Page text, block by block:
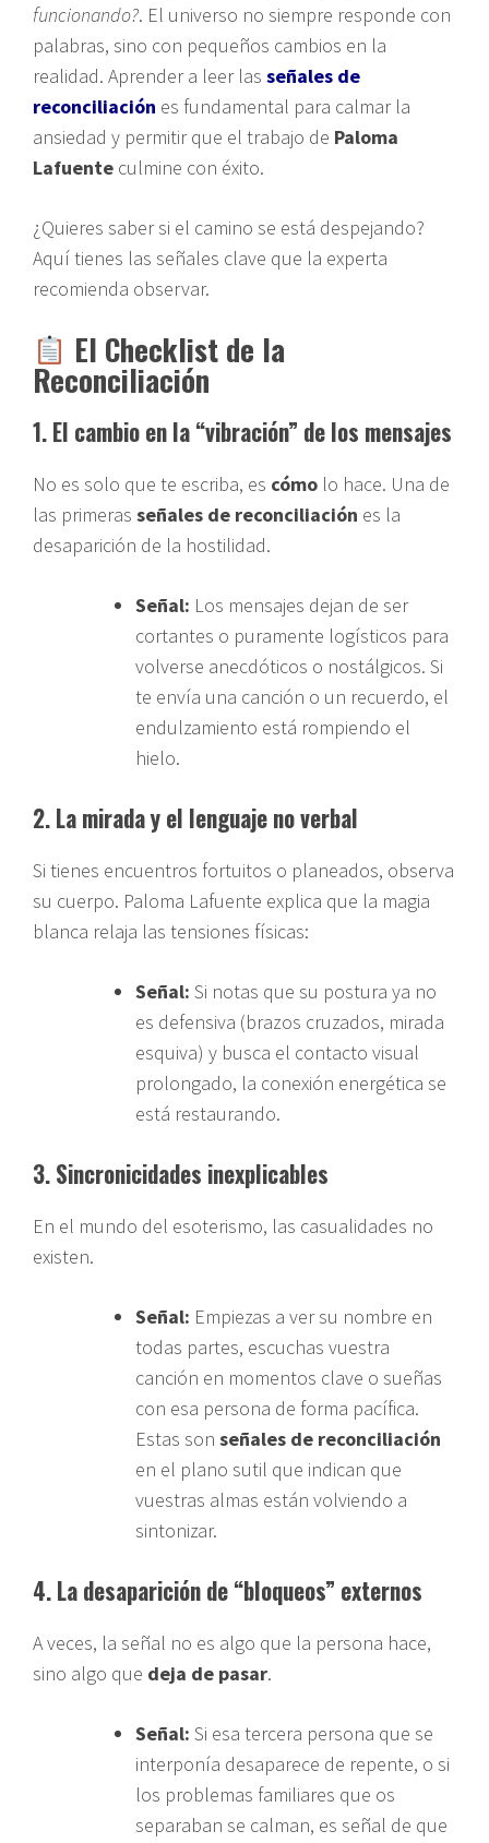
funcionando?. El universo no siempre responde con
palabras, sino con pequeños cambios en la
realidad. Aprender a leer las señales de
reconciliación es fundamental para calmar la
ansiedad y permitir que el trabajo de Paloma
Lafuente culmine con éxito.
¿Quieres saber si el camino se está despejando?
Aquí tienes las señales clave que la experta
recomienda observar.
El Checklist de la
Reconciliación
1. El cambio en la “vibración” de los mensajes
No es solo que te escriba, es cómo lo hace. Una de
las primeras señales de reconciliación es la
desaparición de la hostilidad.
Señal: Los mensajes dejan de ser
cortantes o puramente logísticos para
volverse anecdóticos o nostálgicos. Si
te envía una canción o un recuerdo, el
endulzamiento está rompiendo el
hielo.
2. La mirada y el lenguaje no verbal
Si tienes encuentros fortuitos o planeados, observa
su cuerpo. Paloma Lafuente explica que la magia
blanca relaja las tensiones físicas:
Señal: Si notas que su postura ya no
es defensiva (brazos cruzados, mirada
esquiva) y busca el contacto visual
prolongado, la conexión energética se
está restaurando.
3. Sincronicidades inexplicables
En el mundo del esoterismo, las casualidades no
existen.
Señal: Empiezas a ver su nombre en
todas partes, escuchas vuestra
canción en momentos clave o sueñas
con esa persona de forma pacífica.
Estas son señales de reconciliación
en el plano sutil que indican que
vuestras almas están volviendo a
sintonizar.
4. La desaparición de “bloqueos” externos
A veces, la señal no es algo que la persona hace,
sino algo que deja de pasar.
Señal: Si esa tercera persona que se
interponía desaparece de repente, o si
los problemas familiares que os
separaban se calman, es señal de que